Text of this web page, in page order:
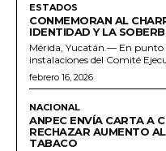
ESTADOS
CONMEMORAN AL
IDENTIDAD Y LA
Mérida, Yucatán.— En punto
instalaciones del Comité
febrero 16, 2026
NACIONAL
ANPEC ENVÍA CARTA A
RECHAZAR AUMENTO
TABACO